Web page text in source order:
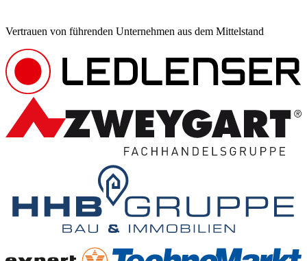
Vertrauen von führenden Unternehmen aus dem Mittelstand